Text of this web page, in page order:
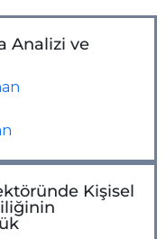
Analizi ve
Kişisel